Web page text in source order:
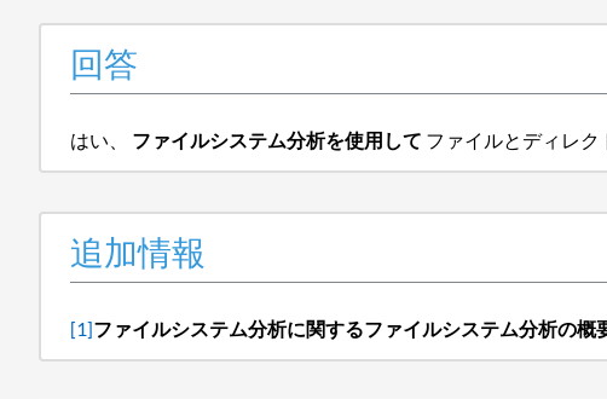
回答
はい、 ファイルシステム分析を使用して ファイルとディレク
追加情報
[1]ファイルシステム分析に関するファイルシステム分析の概